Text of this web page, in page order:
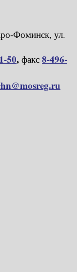
Фоминск, ул.
50, факс 8-496-